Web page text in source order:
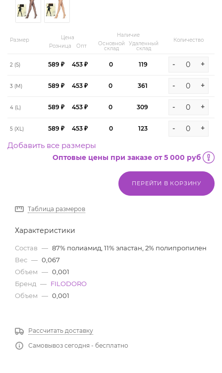
Размер
Цена
Розница
Опт
Наличие
Основной
склад
Удаленный
склад
Количество
2 (S) 589 ₽ 453 ₽ 0 119 - +
3 (M) 589 ₽ 453 ₽ 0 361 - +
4 (L) 589 ₽ 453 ₽ 0 309 - +
5 (XL) 589 ₽ 453 ₽ 0 123 - +
Добавить все размеры
Оптовые цены при заказе от 5 000 руб
ПЕРЕЙТИ В КОРЗИНУ
Таблица размеров
Характеристики
Состав — 87% полиамид, 11% эластан, 2% полипропилен
Вес — 0,067
Объем — 0,001
Бренд — FILODORO
Объем — 0,001
Рассчитать доставку
Самовывоз сегодня - бесплатно